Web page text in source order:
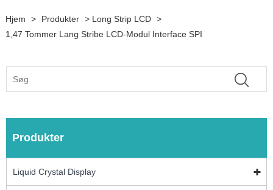
Hjem > Produkter > Long Strip LCD >
1,47 Tommer Lang Stribe LCD-Modul Interface SPI
Produkter
Liquid Crystal Display